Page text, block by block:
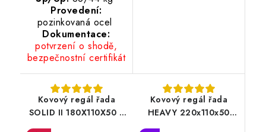
Provedení:
pozinkovaná ocel
Dokumentace:
potvrzení o shodě,
bezpečnostní certifikát
Kovový regál řada
SOLID II 180X110X50 5
polic nosnost 1000 KG
Kovový regál řada
HEAVY 220x110x50